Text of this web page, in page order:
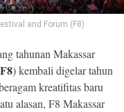
and Forum (F8)
tahunan Makassar
F8) kembali digelar tahun
kreatifitas baru
alasan, F8 Makassar